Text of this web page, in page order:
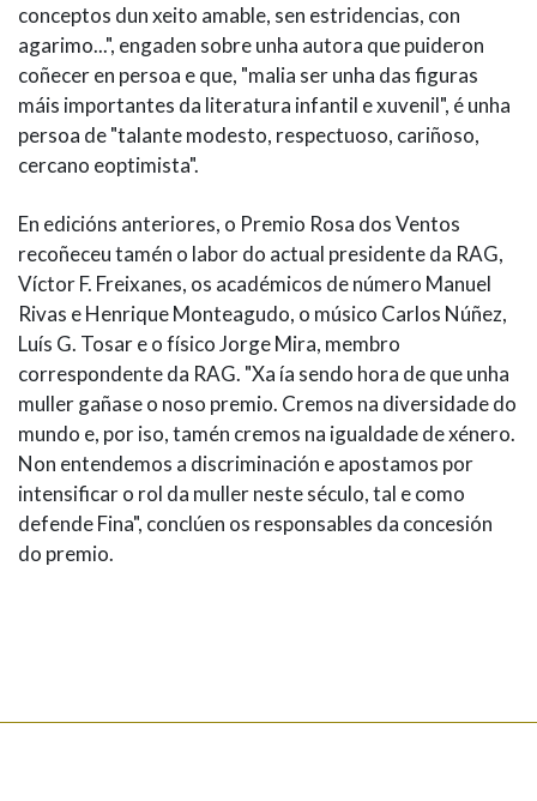
conceptos dun xeito amable, sen estridencias, con
agarimo...", engaden sobre unha autora que puideron
coñecer en persoa e que, "malia ser unha das figuras
máis importantes da literatura infantil e xuvenil", é unha
persoa de "talante modesto, respectuoso, cariñoso,
cercano eoptimista".
En edicións anteriores, o Premio Rosa dos Ventos
recoñeceu tamén o labor do actual presidente da RAG,
Víctor F. Freixanes, os académicos de número Manuel
Rivas e Henrique Monteagudo, o músico Carlos Núñez,
Luís G. Tosar e o físico Jorge Mira, membro
correspondente da RAG. "Xa ía sendo hora de que unha
muller gañase o noso premio. Cremos na diversidade do
mundo e, por iso, tamén cremos na igualdade de xénero.
Non entendemos a discriminación e apostamos por
intensificar o rol da muller neste século, tal e como
defende Fina", conclúen os responsables da concesión
do premio.